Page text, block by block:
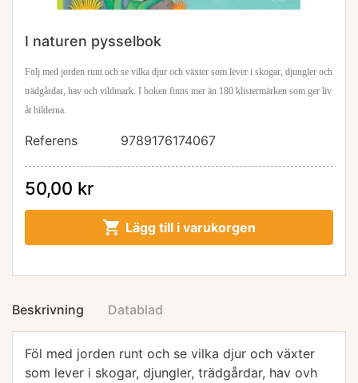
I naturen pysselbok
Följ med jorden runt och se vilka djur och växter som lever i skogar, djungler och
trädgårdar, hav och vildmark. I boken finns mer än 180 klistermärken som ger liv
åt bilderna.
Referens 9789176174067
50,00 kr
 Lägg till i varukorgen
Beskrivning Datablad
Föl med jorden runt och se vilka djur och växter
som lever i skogar, djungler, trädgårdar, hav ovh